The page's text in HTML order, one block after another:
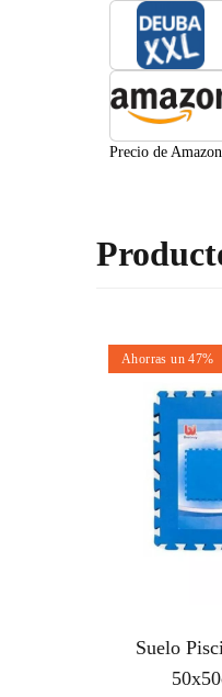
Precio de
Ahorras un 47%
Suelo